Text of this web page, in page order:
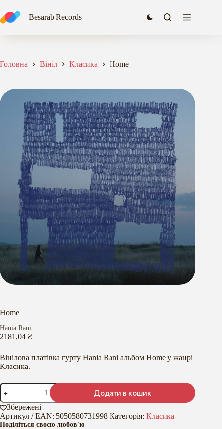
до
вмісту
Home
2181,04₴
Додати в кошик
Besarab Records
Головна Вініл Класика Home
Home
Hania Rani
2181,04 ₴
Вінілова платівка гурту Hania Rani альбом Home у жанрі
Класика.
Home
кількість
Додати в кошик
Збережені
Артикул / EAN: 5050580731998 Категорія: Класика
Поділіться своєю любов'ю